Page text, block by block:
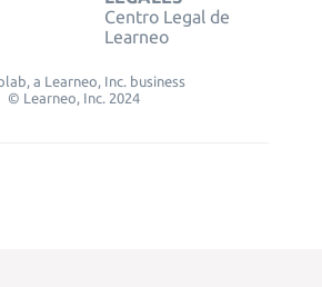
Centro Legal de
Learneo
a Learneo, Inc. business
© Learneo, Inc. 2024